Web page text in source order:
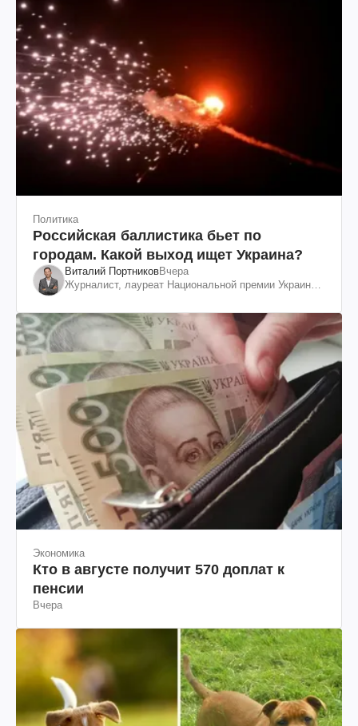
Политика
Российская баллистика бьет по
городам. Какой выход ищет Украина?
Виталий ПортниковВчера
Журналист, лауреат Национальной премии Украины
Экономика
Кто в августе получит 570 доплат к
пенсии
Вчера